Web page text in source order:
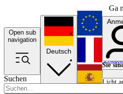
Ga
Open sub
navigation
Suchen
Deutsch
English
Sie
Licht